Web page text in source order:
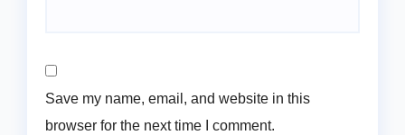
Save my name, email, and website in this
browser for the next time I comment.